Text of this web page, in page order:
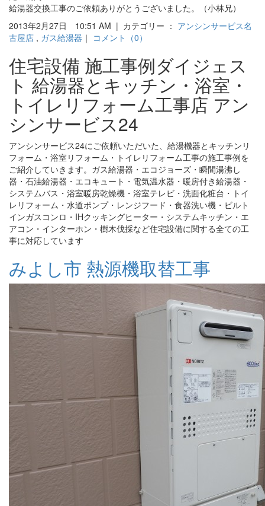
給湯器交換工事のご依頼ありがとうございました。（小林兄）
2013年2月27日 10:51 AM | カテゴリー ： アンシンサービス名
古屋店 , ガス給湯器 ｜ コメント（0）
住宅設備 施工事例ダイジェス
ト 給湯器とキッチン・浴室・
トイレリフォーム工事店 アン
シンサービス24
アンシンサービス24にご依頼いただいた、給湯機器とキッチンリ
フォーム・浴室リフォーム・トイレリフォーム工事の施工事例を
ご紹介していきます。ガス給湯器・エコジョーズ・瞬間湯沸し
器・石油給湯器・エコキュート・電気温水器・暖房付き給湯器・
システムバス・浴室暖房乾燥機・浴室テレビ・洗面化粧台・トイ
レリフォーム・水道ポンプ・レンジフード・食器洗い機・ビルト
インガスコンロ・IHクッキングヒーター・システムキッチン・エ
アコン・インターホン・樹木伐採など住宅設備に関する全ての工
事に対応しています
みよし市 熱源機取替工事